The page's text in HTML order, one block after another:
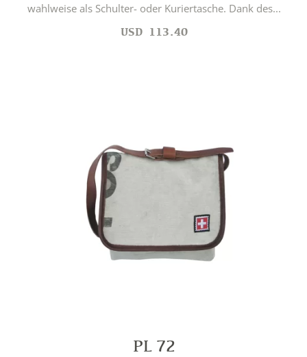
wahlweise als Schulter- oder Kuriertasche. Dank des...
USD 113.40
PL 72